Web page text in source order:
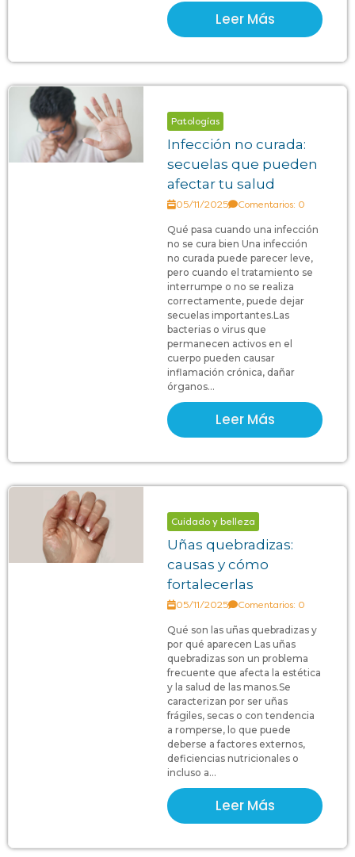
Leer Más
Patologías
Infección no curada:
secuelas que pueden
afectar tu salud
05/11/2025 Comentarios: 0
Qué pasa cuando una infección
no se cura bien Una infección
no curada puede parecer leve,
pero cuando el tratamiento se
interrumpe o no se realiza
correctamente, puede dejar
secuelas importantes.Las
bacterias o virus que
permanecen activos en el
cuerpo pueden causar
inflamación crónica, dañar
órganos...
Leer Más
Cuidado y belleza
Uñas quebradizas:
causas y cómo
fortalecerlas
05/11/2025 Comentarios: 0
Qué son las uñas quebradizas y
por qué aparecen Las uñas
quebradizas son un problema
frecuente que afecta la estética
y la salud de las manos.Se
caracterizan por ser uñas
frágiles, secas o con tendencia
a romperse, lo que puede
deberse a factores externos,
deficiencias nutricionales o
incluso a...
Leer Más